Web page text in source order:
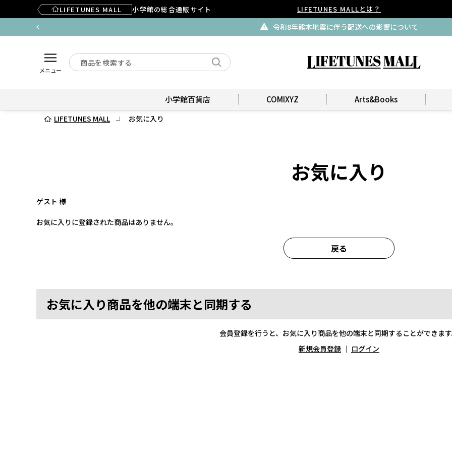
LIFETUNES MALL 小学館の総合通販サイト LIFETUNES MALLとは？
令和8年熊本地震に伴う配送への影響について
メニュー
小学館百貨店 COMIXYZ Arts&Books
LIFETUNES MALL お気に入り
お気に入り
ゲスト 様
お気に入りに登録された商品はありません。
戻る
お気に入り商品を他の端末と同期する
会員登録を行うと、お気に入り商品を他の端末と同期することができま
新規会員登録 ｜ ログイン